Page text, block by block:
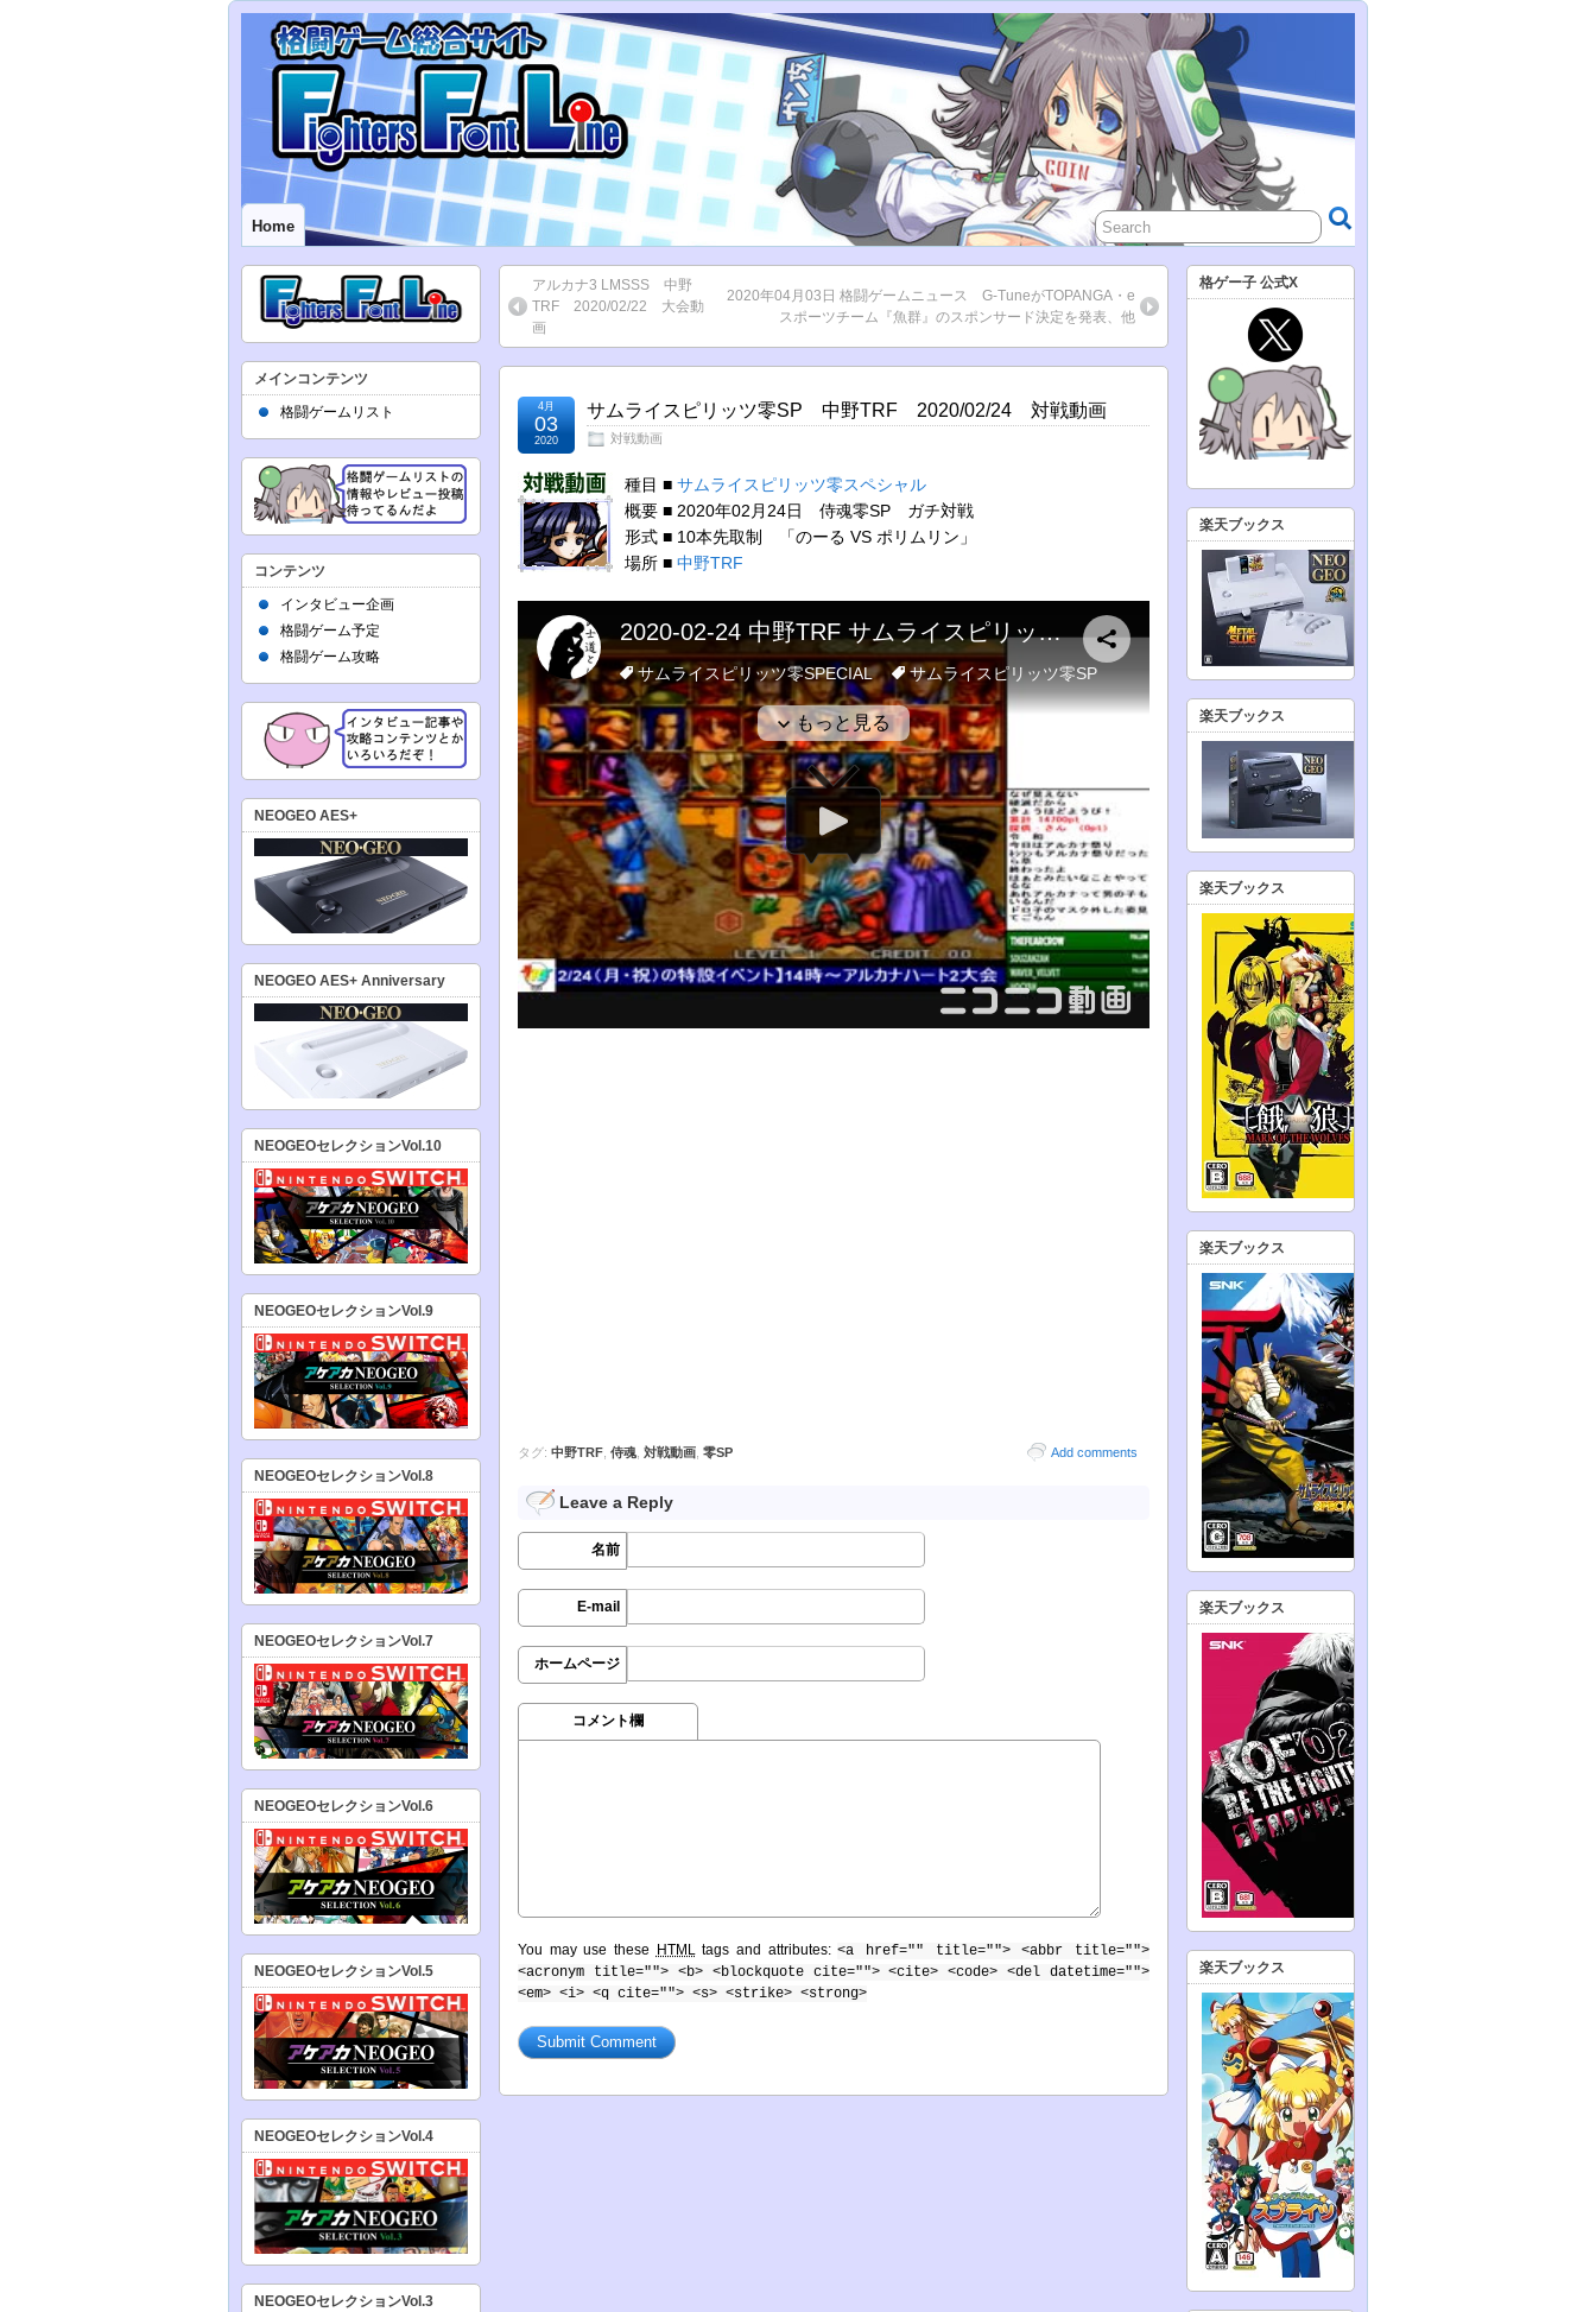
Home
アルカナ3 LMSSS 中野
TRF 2020/02/22 大会動
画
2020年04月03日 格闘ゲームニュース G-TuneがTOPANGA・e
スポーツチーム『魚群』のスポンサード決定を発表、他
サムライスピリッツ零SP 中野TRF 2020/02/24 対戦動画
対戦動画
4月
03
2020
種目 ■ サムライスピリッツ零スペシャル
概要 ■ 2020年02月24日 侍魂零SP ガチ対戦
形式 ■ 10本先取制 「のーる VS ポリムリン」
場所 ■ 中野TRF
Add comments
タグ: 中野TRF, 侍魂, 対戦動画, 零SP
Leave a Reply
名前
E-mail
ホームページ
コメント欄
You may use these HTMLtags and attributes:<a href="" title=""> <abbr title="">
<acronym title=""> <b> <blockquote cite=""> <cite> <code> <del datetime="">
<em> <i> <q cite=""> <s> <strike> <strong>
メインコンテンツ
格闘ゲームリスト
コンテンツ
インタビュー企画
格闘ゲーム予定
格闘ゲーム攻略
NEOGEO AES+
NEOGEO AES+ Anniversary
NEOGEOセレクションVol.10
NEOGEOセレクションVol.9
NEOGEOセレクションVol.8
NEOGEOセレクションVol.7
NEOGEOセレクションVol.6
NEOGEOセレクションVol.5
NEOGEOセレクションVol.4
NEOGEOセレクションVol.3
格ゲー子 公式X
楽天ブックス
楽天ブックス
楽天ブックス
楽天ブックス
楽天ブックス
楽天ブックス